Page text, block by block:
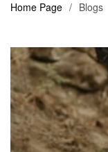
Home Page / Blogs